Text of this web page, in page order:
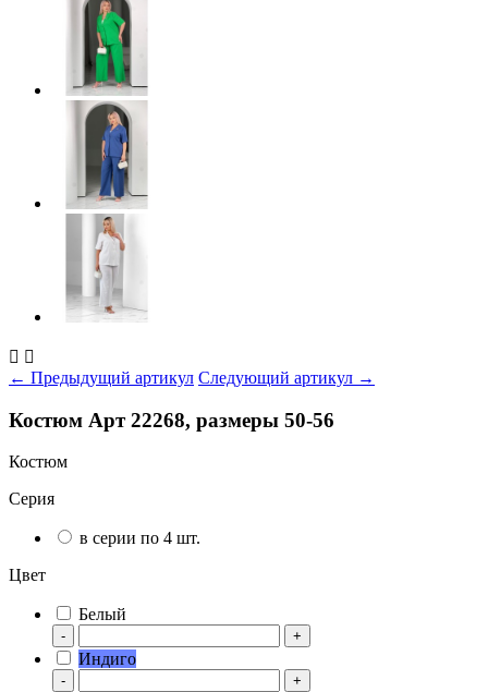
 
← Предыдущий артикул Следующий артикул →
Костюм Арт 22268, размеры 50-56
Костюм
Серия
в серии по 4 шт.
Цвет
Белый
- +
Индиго
- +